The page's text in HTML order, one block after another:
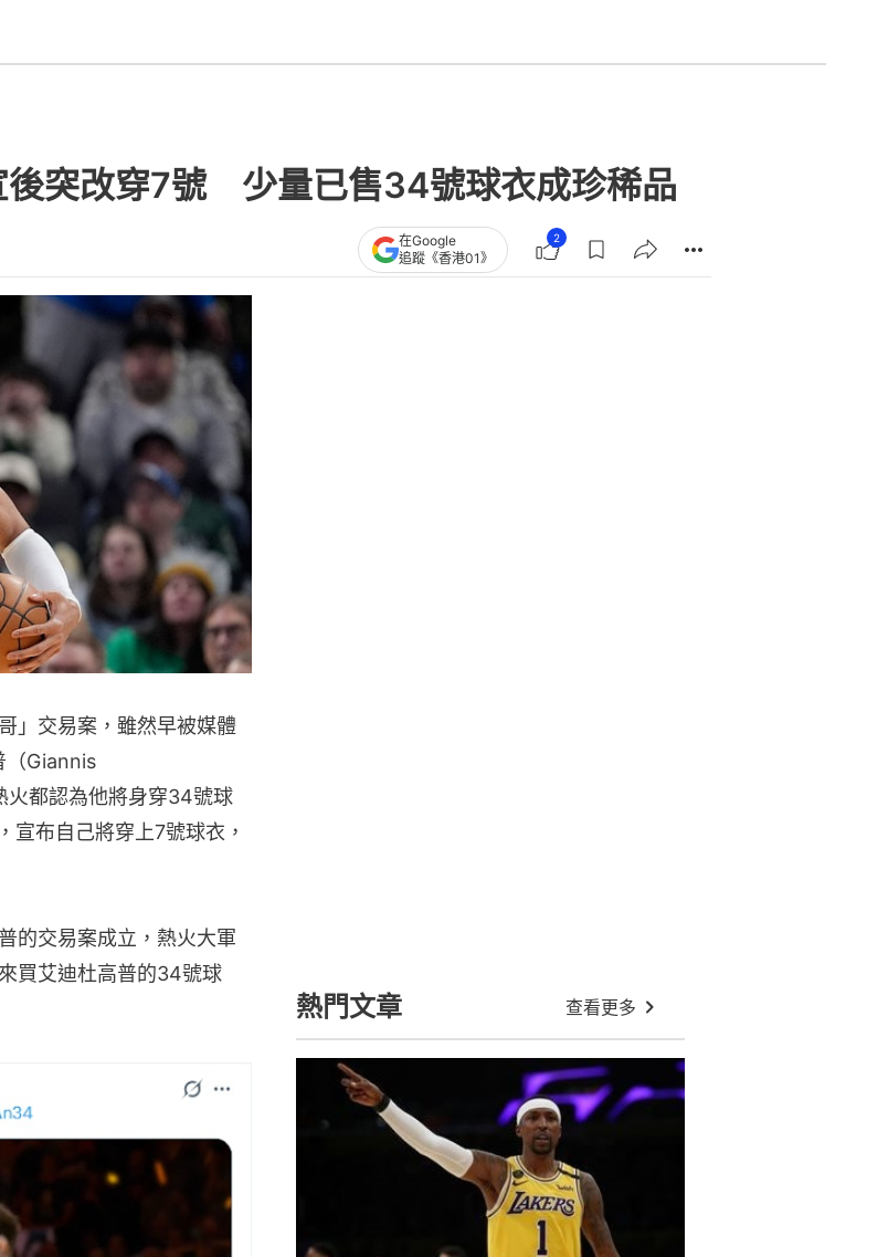
後突改穿7號 少量已售34號球衣成珍稀品
在Google
追蹤《香港01》
2
」交易案，雖然早被媒體
（Giannis
都認為他將身穿34號球
宣布自己將穿上7號球衣，
的交易案成立，熱火大軍
買艾迪杜高普的34號球
熱門文章 查看更多